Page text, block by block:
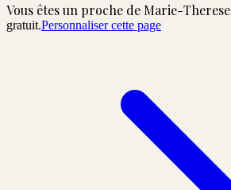
Vous êtes un proche de Marie-Therese
gratuit.Personnaliser cette page